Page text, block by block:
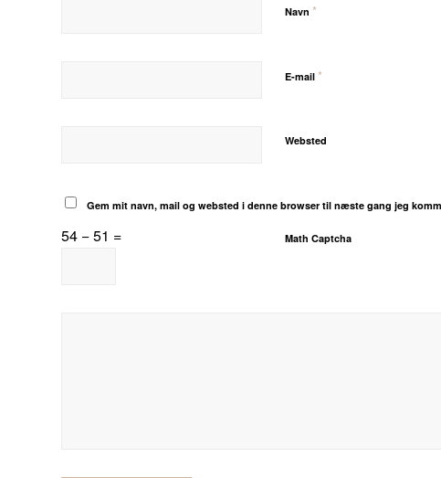
Navn *
E-mail *
Websted
Gem mit navn, mail og websted i denne browser til næste gang jeg
Math Captcha
54 − 51 =